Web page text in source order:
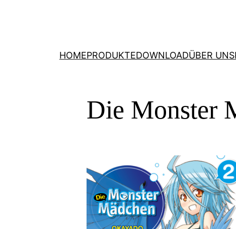
HOMEPRODUKTEDOWNLOADÜBER UNS
Die Monster